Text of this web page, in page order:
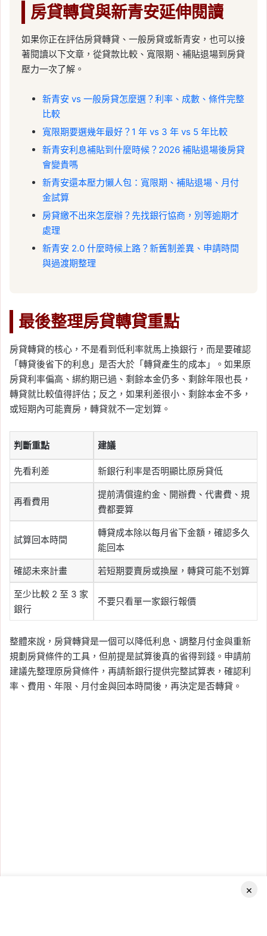
房貸轉貸與新青安延伸閱讀
如果你正在評估房貸轉貸、一般房貸或新青安，也可以接
著閱讀以下文章，從貸款比較、寬限期、補貼退場到房貸
壓力一次了解。
新青安 vs 一般房貸怎麼選？利率、成數、條件完整
比較
寬限期要選幾年最好？1 年 vs 3 年 vs 5 年比較
新青安利息補貼到什麼時候？2026 補貼退場後房貸
會變貴嗎
新青安還本壓力懶人包：寬限期、補貼退場、月付
金試算
房貸繳不出來怎麼辦？先找銀行協商，別等逾期才
處理
新青安 2.0 什麼時候上路？新舊制差異、申請時間
與過渡期整理
最後整理房貸轉貸重點
房貸轉貸的核心，不是看到低利率就馬上換銀行，而是要確認
「轉貸後省下的利息」是否大於「轉貸產生的成本」。如果原
房貸利率偏高、綁約期已過、剩餘本金仍多、剩餘年限也長，
轉貸就比較值得評估；反之，如果利差很小、剩餘本金不多，
或短期內可能賣房，轉貸就不一定划算。
判斷重點 建議
先看利差 新銀行利率是否明顯比原房貸低
再看費用
提前清償違約金、開辦費、代書費、規
費都要算
試算回本時間
轉貸成本除以每月省下金額，確認多久
能回本
確認未來計畫 若短期要賣房或換屋，轉貸可能不划算
至少比較 2 至 3 家
銀行
不要只看單一家銀行報價
整體來說，房貸轉貸是一個可以降低利息、調整月付金與重新
規劃房貸條件的工具，但前提是試算後真的省得到錢。申請前
建議先整理原房貸條件，再請新銀行提供完整試算表，確認利
率、費用、年限、月付金與回本時間後，再決定是否轉貸。
×